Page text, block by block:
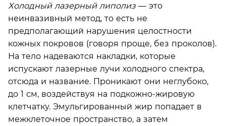
Холодный лазерный липолиз — это
неинвазивный метод, то есть не
предполагающий нарушения целостности
кожных покровов (говоря проще, без проколов).
На тело надеваются накладки, которые
испускают лазерные лучи холодного спектра,
отсюда и название. Проникают они неглубоко,
до 1 см, воздействуя на подкожно-жировую
клетчатку. Эмульгированный жир попадает в
межклеточное пространство, а затем